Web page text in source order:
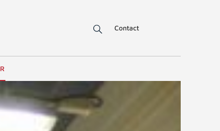
Contact